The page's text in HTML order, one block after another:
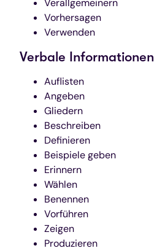
Verallgemeinern
Vorhersagen
Verwenden
Verbale Informationen
Auflisten
Angeben
Gliedern
Beschreiben
Definieren
Beispiele geben
Erinnern
Wählen
Benennen
Vorführen
Zeigen
Produzieren